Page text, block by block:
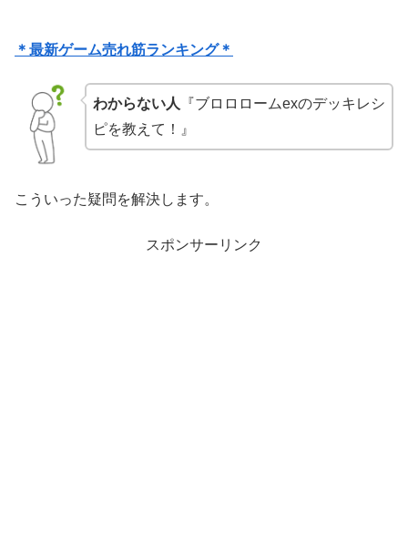
＊最新ゲーム売れ筋ランキング＊
わからない人 『ブロロロームexのデッキレシ
ピを教えて！』
こういった疑問を解決します。
スポンサーリンク